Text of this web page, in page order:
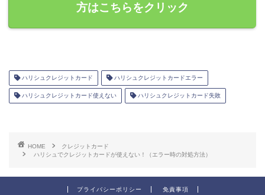
方はこちらをクリック
ハリシュクレジットカード ハリシュクレジットカードエラー
ハリシュクレジットカード使えない ハリシュクレジットカード失敗
HOME
クレジットカード
ハリシュでクレジットカードが使えない！（エラー時の対処方法）
プライバシーポリシー 免責事項